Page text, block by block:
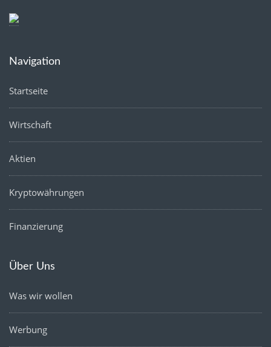
Navigation
Startseite
Wirtschaft
Aktien
Kryptowährungen
Finanzierung
Über Uns
Was wir wollen
Werbung